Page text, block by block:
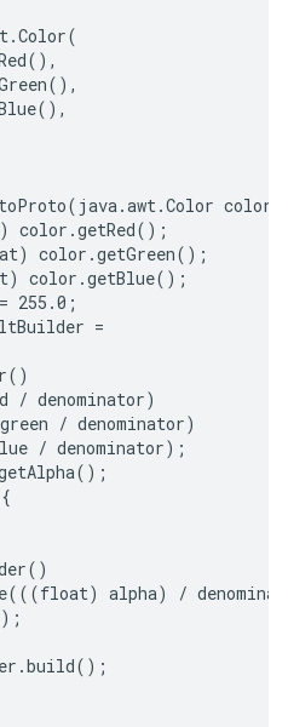
color.getRed();
color.getGreen();
color.getBlue();
255.0;
=
/ denominator)
/ denominator)
/ denominator);
alpha) /